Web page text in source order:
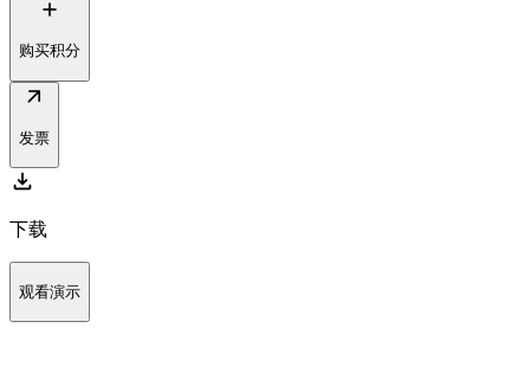
add
购买积分
arrow_outward
发票
download
下载
观看演示